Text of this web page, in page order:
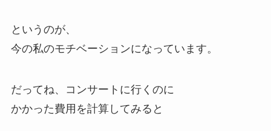
というのが、
今の私のモチベーションになっています。
だってね、コンサートに行くのに
かかった費用を計算してみると